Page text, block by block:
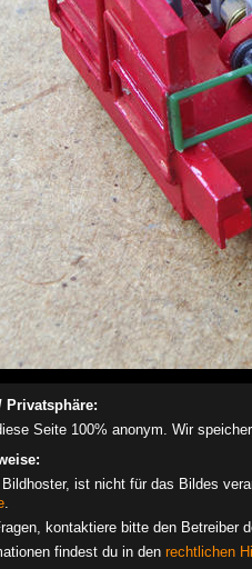
Privatsphäre:
Seite 100% anonym. Wir
ist nicht für das Bildes
.
kontaktiere bitte den Betreiber
findest du in den rechtlichen